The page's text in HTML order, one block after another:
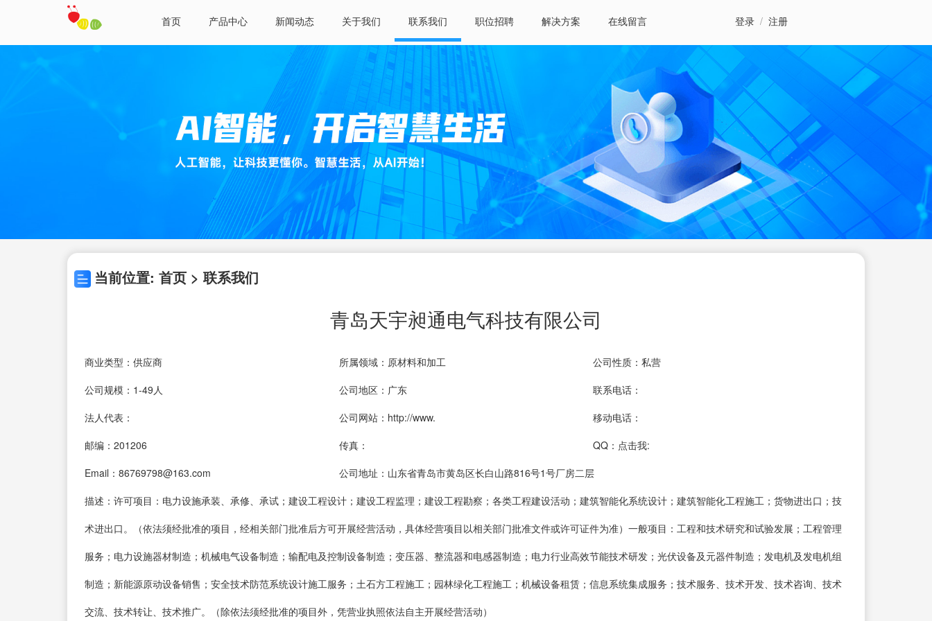
首页 产品中心 新闻动态 关于我们 联系我们 职位招聘 解决方案 在线留言 登录 / 注册
当前位置: 首页 > 联系我们
青岛天宇昶通电气科技有限公司
商业类型：供应商 所属领域：原材料和加工
公司性质：私营
公司规模：1-49人
公司地区：广东
联系电话：
法人代表：
公司网站：http://www.
移动电话：
邮编：201206
传真： QQ： 点击我:
Email：86769798@163.com
公司地址：山东省青岛市黄岛区长白山路816号1号厂房二层
描述：许可项目：电力设施承装、承修、承试；建设工程设计；建设工程监理；建设工程勘察；各类工程建设活动；建筑智能化系统设计；建筑智能化工程施工；货物进出口；技
术进出口。（依法须经批准的项目，经相关部门批准后方可开展经营活动，具体经营项目以相关部门批准文件或许可证件为准）一般项目：工程和技术研究和试验发展；工程管理
服务；电力设施器材制造；机械电气设备制造；输配电及控制设备制造；变压器、整流器和电感器制造；电力行业高效节能技术研发；光伏设备及元器件制造；发电机及发电机组
制造；新能源原动设备销售；安全技术防范系统设计施工服务；土石方工程施工；园林绿化工程施工；机械设备租赁；信息系统集成服务；技术服务、技术开发、技术咨询、技术
交流、技术转让、技术推广。（除依法须经批准的项目外，凭营业执照依法自主开展经营活动）